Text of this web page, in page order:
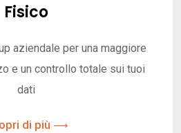
Fisico
aziendale per una maggiore
e un controllo totale sui tuoi
dati
di più